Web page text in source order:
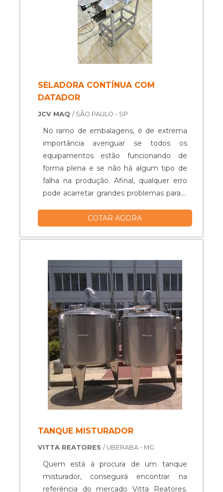
SELADORA CONTÍNUA COM
DATADOR
JCV MAQ / SÃO PAULO - SP
No ramo de embalagens, é de extrema
importância averiguar se todos os
equipamentos estão funcionando de
forma plena e se não há algum tipo de
falha na produção. Afinal, qualquer erro
pode acarretar grandes problemas para a
seladora em tais processos, é essencial
necessidades, e que ela esteja em
disponíveis, um deles é a selad...
COTAR AGORA
TANQUE MISTURADOR
VITTA REATORES / UBERABA - MG
Quem está à procura de um tanque
misturador, conseguirá encontrar na
referência do mercado Vitta Reatores.